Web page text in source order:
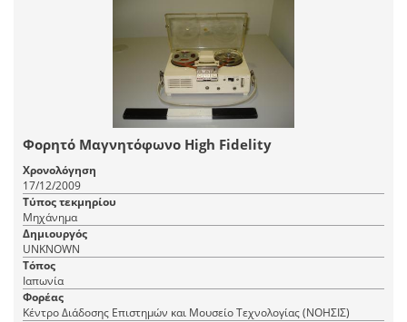
Φορητό Μαγνητόφωνο High Fidelity
Χρονολόγηση
17/12/2009
Τύπος τεκμηρίου
Μηχάνημα
Δημιουργός
UNKNOWN
Τόπος
Ιαπωνία
Φορέας
Κέντρο Διάδοσης Επιστημών και Μουσείο Τεχνολογίας (ΝΟΗΣΙΣ)